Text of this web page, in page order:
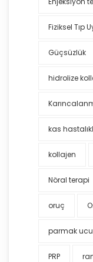
Fiziksel Tıp
Güçsüzlük
hidrolize
kas
kollajen
Nöral terapi
oruç
parmak
PRP